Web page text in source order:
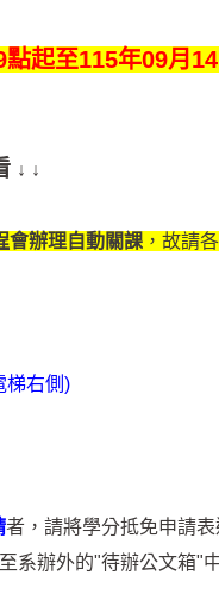
起至115年09月
↓ ↓
會辦理自動關課 ，故請
梯右側)
者，請將學分抵免申請
系辦外的"待辦公文箱"